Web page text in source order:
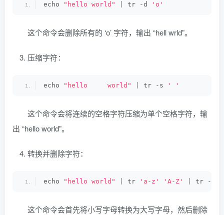
echo "hello world" tr -d 'o'
这个命令会删除所有的 ‘o’ 字符，输出 “hell wrld”。
压缩字符：
echo "hello     world" tr -s ' '
这个命令会将连续的空格字符压缩为单个空格字符，输
出 “hello world”。
转换并删除字符：
echo "hello world" tr 'a-z' 'A-Z' tr -d
这个命令会首先将小写字母转换为大写字母，然后删除